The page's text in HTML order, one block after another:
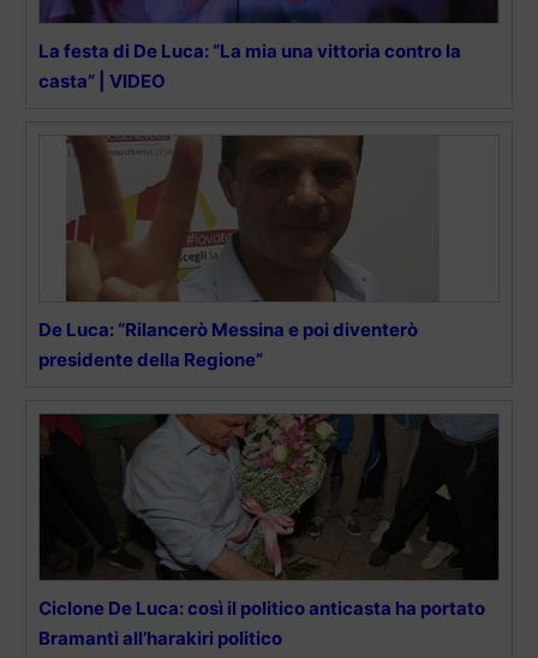
La festa di De Luca: “La mia una vittoria contro la
casta” | VIDEO
De Luca: “Rilancerò Messina e poi diventerò
presidente della Regione”
Ciclone De Luca: così il politico anticasta ha portato
Bramanti all’harakiri politico